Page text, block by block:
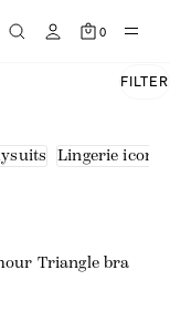
0
FILTER
Lingerie icons
Triangle bra